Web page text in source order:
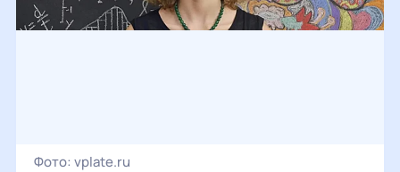
Фото: vplate.ru